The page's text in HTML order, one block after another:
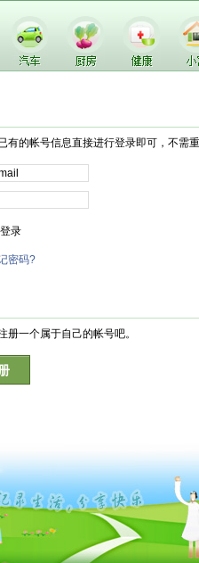
有的帐号信息直接进行登录即可，不需
录
密码?
一个属于自己的帐号吧。